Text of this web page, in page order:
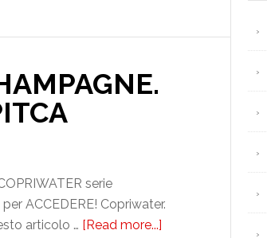
al
Gran
serie
ACCEDERE! Copriwater.
articolo …[Read more...]about